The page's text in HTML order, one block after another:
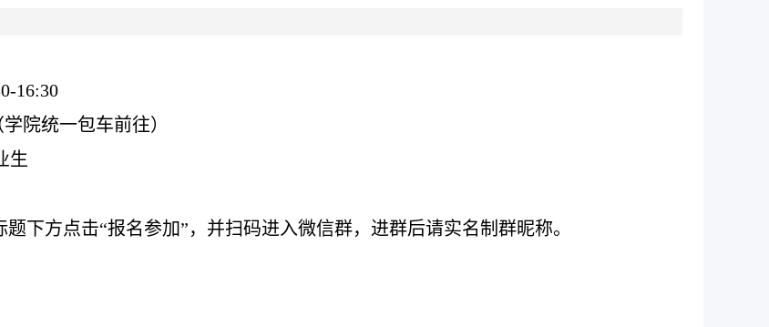
16:30
院统一包车前往）
生
题下方点击“报名参加”，并扫码进入微信群，进群后请实名制群昵称。